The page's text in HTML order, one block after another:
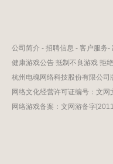
公司简介 - 招聘信息 - 客户服务-
健康游戏公告 抵制不良游戏 拒
杭州电魂网络科技股份有限公
网络文化经营许可证编号：文
网络游戏备案：文网游备字